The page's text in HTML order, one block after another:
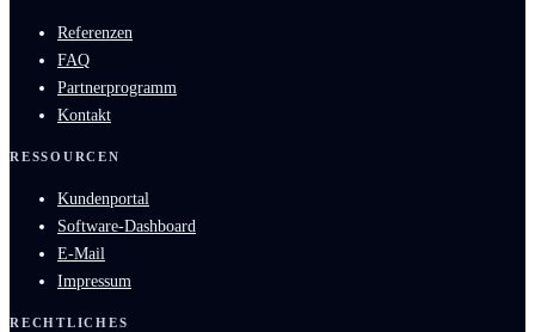
Referenzen
FAQ
Partnerprogramm
Kontakt
RESSOURCEN
Kundenportal
Software-Dashboard
E-Mail
Impressum
RECHTLICHES